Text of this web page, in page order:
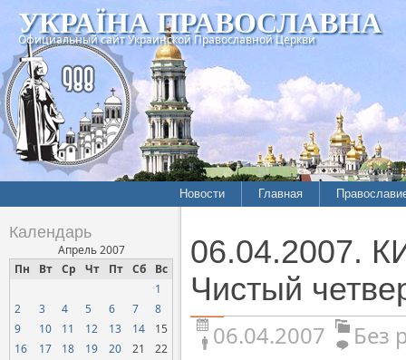
УКРАЇНА ПРАВОСЛАВНА
Официальный сайт Украинской Православной Церкви
Новости Главная
Календарь
Апрель 2007
Пн
Вт Ср Чт Пт Сб Вс
1
2
3 4 5 6 7
8
9
10 11 12 13 14
15
16
17 18 19 20 21
22
06.04.2007.
Чистый
06.04.2007
Без